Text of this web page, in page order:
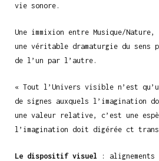
vie sonore.
Une immixion entre Musique/
une véritable dramaturgie du sens
de l’un par l’autre.
« Tout l’Univers visible n’est
de signes auxquels l’imagination
une valeur relative, c’est une
l’imagination doit digérée ct
Le dispositif visuel : alignements